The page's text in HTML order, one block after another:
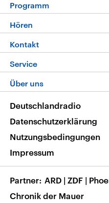
Programm
Programm
Die Nachrichten
Nachrichtenleicht
Neue Beiträge auf
Hören
Livestream
Podcasts
Deutschlandfunk
Nachrichten App
Frequenzen
Kontakt
Hörerservice
Service
FAQ
Veranstaltungen
Musikliste
RSS
Über uns
Barrierefreiheit
Deutschlandradio
Datenschutzerklärung
Nutzungsbedingungen
Impressum
Partner ARD | ZDF |
Chronik der Mauer